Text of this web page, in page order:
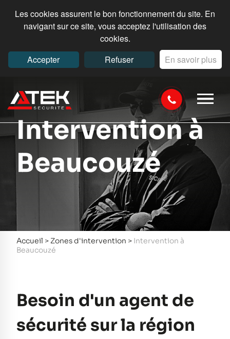
Les cookies assurent le bon fonctionnement du site. En
navigant sur ce site, vous acceptez l'utilisation des
cookies.
Accepter
Refuser En savoir plus
Intervention à
Beaucouzé
Accueil > Zones d'intervention > Intervention à
Beaucouzé
Besoin d'un agent de
sécurité sur la région